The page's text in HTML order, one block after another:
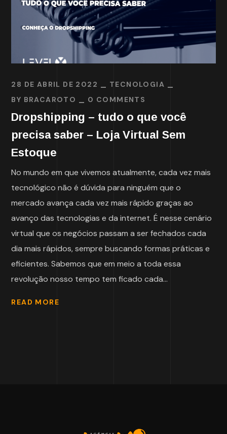
28 DE ABRIL DE 2022
TECNOLOGIA
BY BRACAROTO 0 COMMENTS
Dropshipping – tudo o que você
precisa saber – Loja Virtual Sem
Estoque
No mundo em que vivemos atualmente, cada vez mais
tecnológico não é dúvida para ninguém que o
mercado avança cada vez mais rápido graças ao
avanço das tecnologias e da internet. É nesse cenário
virtual que os negócios passam a ser fechados cada
dia mais rápidos, sempre buscando formas práticas e
eficientes. Sabemos que em meio a toda essa
revolução nosso tempo tem ficado cada...
READ MORE